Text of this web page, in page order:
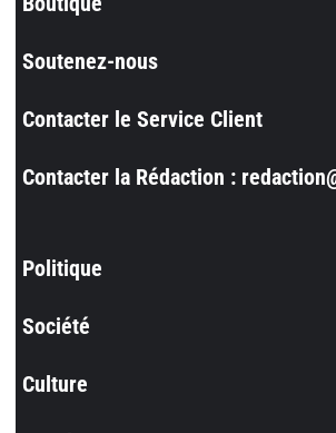
Soutenez-nous
Contacter le Service Client
Contacter la Rédaction :
Politique
Société
Culture